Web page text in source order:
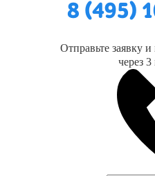
8 (495)
Отправьте заявку
через